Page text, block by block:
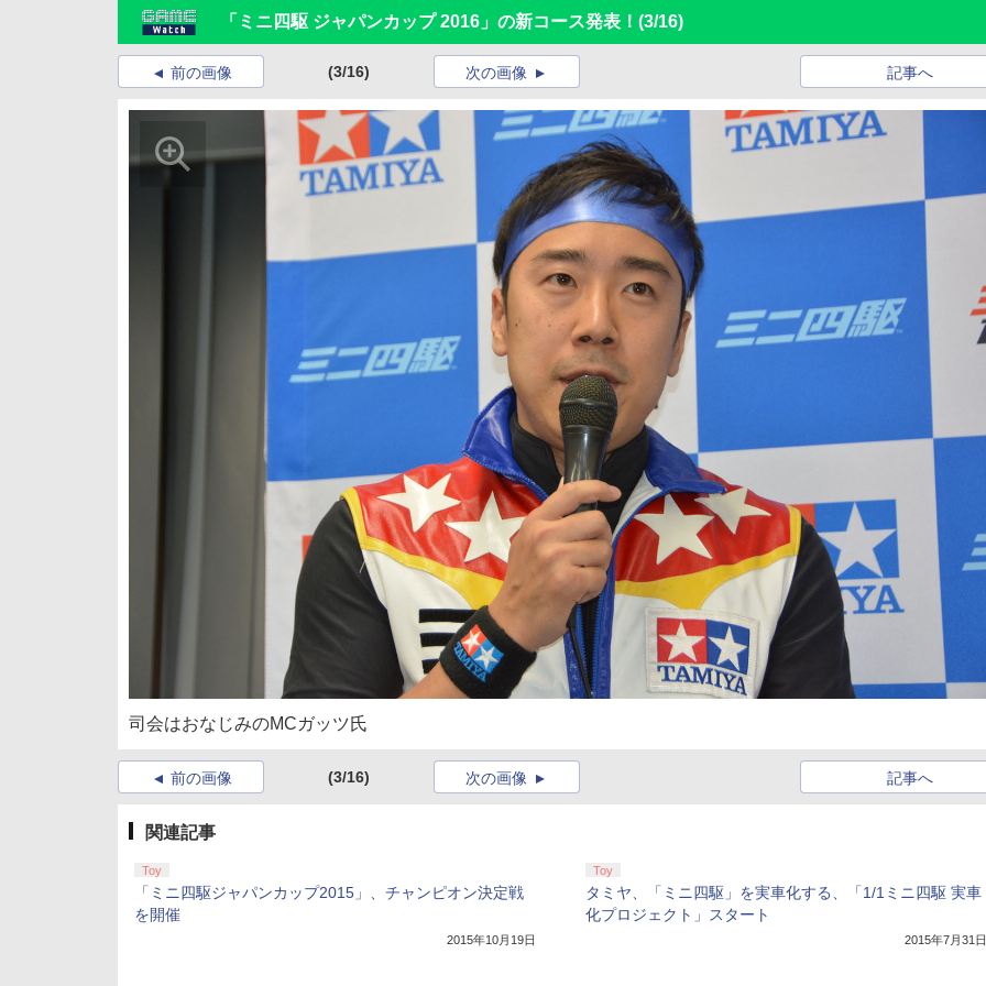
「ミニ四駆 ジャパンカップ 2016」の新コース発表！ (3/16)
前の画像 (3/16) 記事へ
次の画像
司会はおなじみのMCガッツ氏
前の画像 (3/16) 記事へ
次の画像
関連記事
Toy
「ミニ四駆ジャパンカップ2015」、チャンピオン決定戦
を開催
2015年10月19日
Toy
タミヤ、「ミニ四駆」を実車化する、「1/1ミニ四駆 実車
化プロジェクト」スタート
2015年7月31日